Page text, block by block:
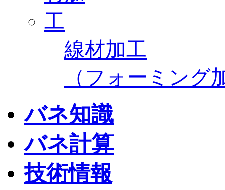
線材加工
（フォーミング
バネ知識
バネ計算
技術情報